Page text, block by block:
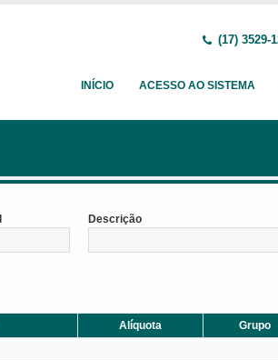
(17) 3529-
INÍCIO ACESSO AO SISTEMA
Descrição
Alíquota Grupo